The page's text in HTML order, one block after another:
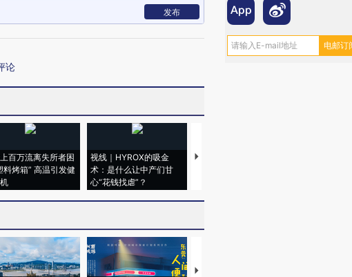
发布
论
百万流离失所者困
料烤箱” 高温引发健
视线｜HYROX的吸金
术：是什么让中产们甘
心“花钱找虐”？
马航飞行员跨国走私7万
【推广】走进第四届链博